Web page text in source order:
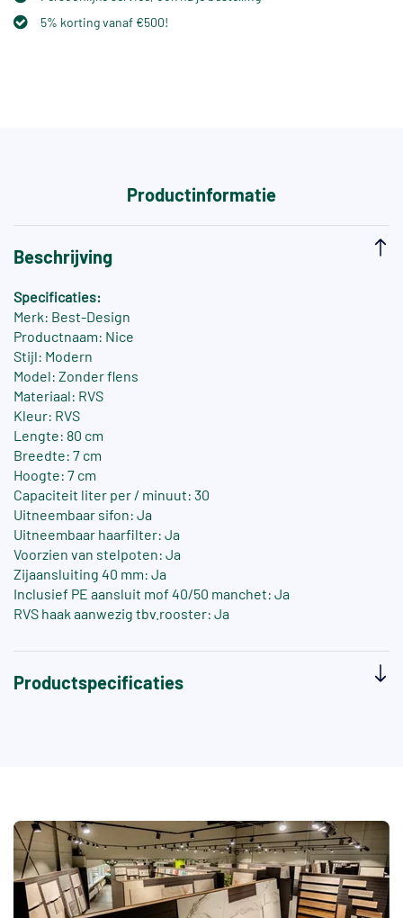
5% korting vanaf €500!
Productinformatie
Beschrijving
Specificaties:
Merk: Best-Design
Productnaam: Nice
Stijl: Modern
Model: Zonder flens
Materiaal: RVS
Kleur: RVS
Lengte: 80 cm
Breedte: 7 cm
Hoogte: 7 cm
Capaciteit liter per / minuut: 30
Uitneembaar sifon: Ja
Uitneembaar haarfilter: Ja
Voorzien van stelpoten: Ja
Zijaansluiting 40 mm: Ja
Inclusief PE aansluit mof 40/50 manchet: Ja
RVS haak aanwezig tbv.rooster: Ja
Productspecificaties